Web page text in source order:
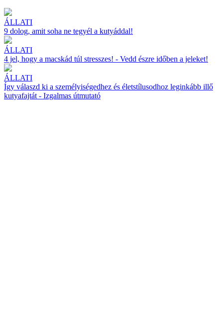
ÁLLATI
9 dolog, amit soha ne tegyél a kutyáddal!
ÁLLATI
4 jel, hogy a macskád túl stresszes! - Vedd észre időben a jeleket!
ÁLLATI
Így válaszd ki a személyiségedhez és életstílusodhoz leginkább illő
kutyafajtát - Izgalmas útmutató